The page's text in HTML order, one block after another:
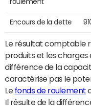
Encours de la dette
Le résultat comptable
produits et les
différence de la
caractérise pas le
Le fonds de roulement
Il résulte de la